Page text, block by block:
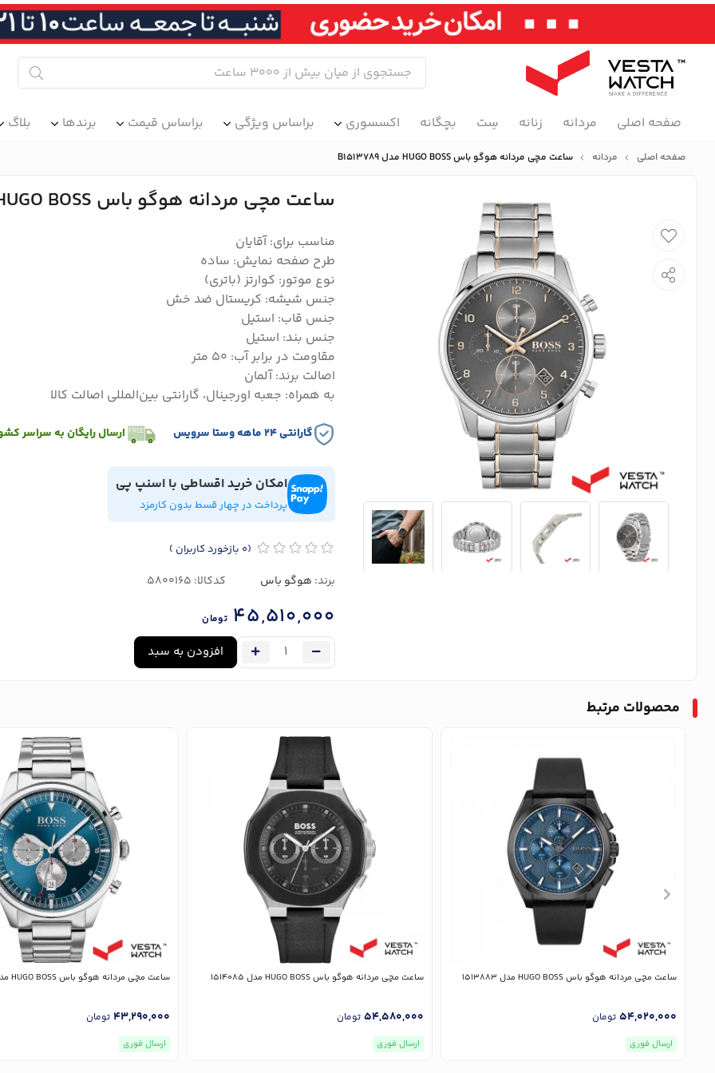
صفحه اصلی مردانه زنانه سِت بچگانه اکسسوری براساس ویژگی براساس قیمت برندها بلاگ
صفحه اصلی مردانه ساعت مچی مردانه هوگو باس HUGO BOSS مدل B1513789
ساعت مچی مردانه هوگو باس HUGO BOSS مدل B1513789
مناسب برای: آقایان
طرح صفحه نمایش: ساده
نوع موتور: کوارتز (باتری)
جنس شیشه: کریستال ضد خش
جنس قاب: استیل
جنس بند: استیل
مقاومت در برابر آب: ۵۰ متر
اصالت برند: آلمان
به همراه: جعبه اورجینال، گارانتی بین‌المللی اصالت کالا
گارانتی ۲۴ ماهه وستا سرویس ارسال رایگان به سراسر
امکان خرید اقساطی با اسنپ پی
پرداخت در چهار قسط بدون کارمزد
(0 بازخورد کاربران )
برند: هوگو باس کدکالا:
45,510,000 تومان
افزودن به سبد
محصولات مرتبط
ساعت مچی مردانه هوگو باس HUGO BOSS مدل 1513883
54,020,000 تومان
ارسال فوری
ساعت مچی مردانه هوگو باس HUGO BOSS مدل 1514085
54,580,000 تومان
ارسال فوری
ساعت مچی مردانه هوگو باس HUGO BOSS مدل 1513713
43,290,000 تومان
ارسال فوری